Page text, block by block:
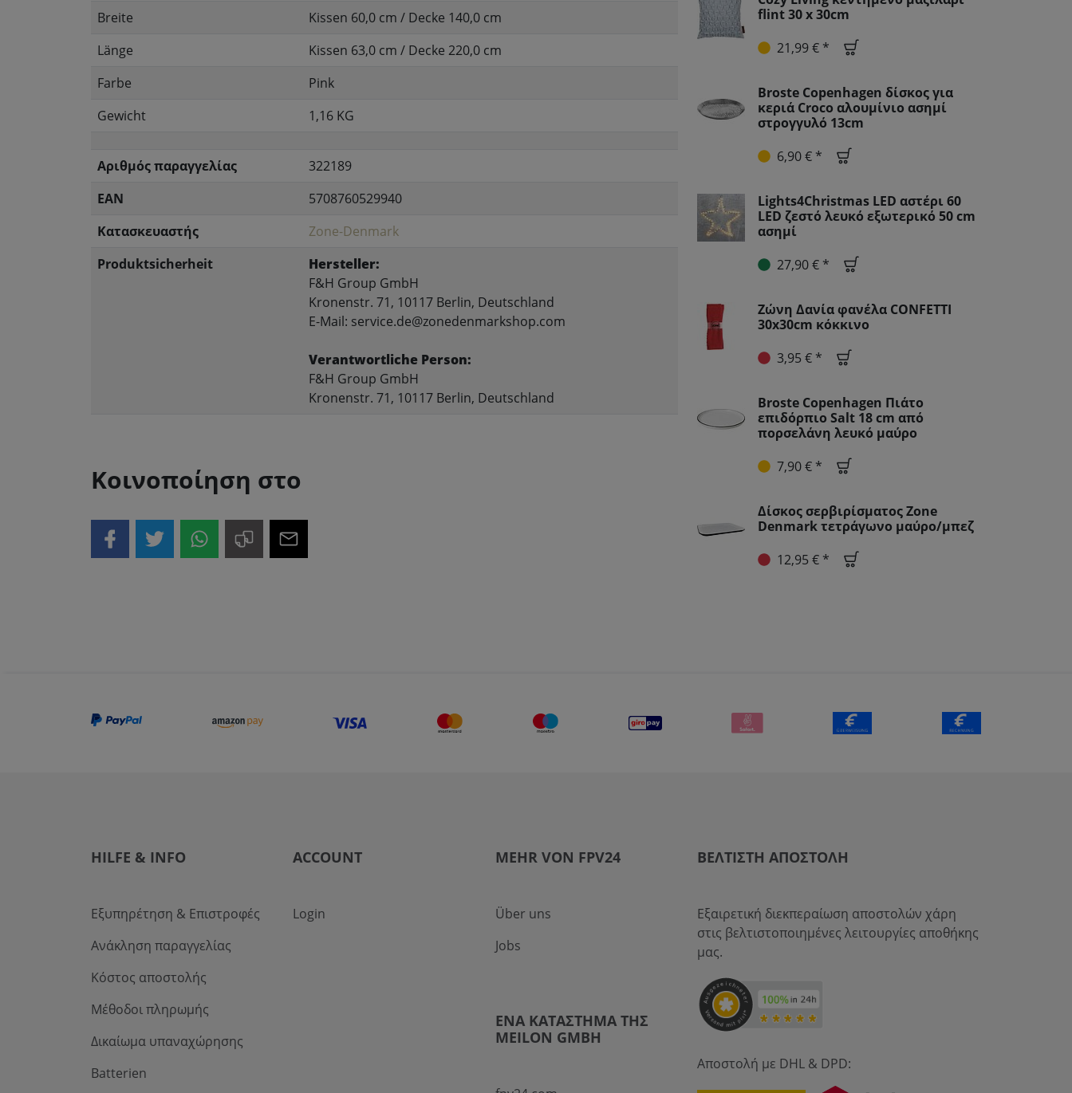
Breite
Kissen 60,0 cm / Decke 140,0 cm
Länge
Kissen 63,0 cm / Decke 220,0 cm
Farbe
Pink
Gewicht
1,16 KG
Αριθμός παραγγελίας
322189
EAN
5708760529940
Κατασκευαστής
Zone-Denmark
Produktsicherheit
Hersteller:
F&H Group GmbH
Kronenstr. 71, 10117 Berlin, Deutschland
E-Mail: service.de@zonedenmarkshop.com
Verantwortliche Person:
F&H Group GmbH
Kronenstr. 71, 10117 Berlin, Deutschland
Κοινοποίηση στο
flint 30 x 30cm
21,99 € *
Broste Copenhagen δίσκος για
κεριά Croco αλουμίνιο ασημί
στρογγυλό 13cm
6,90 € *
Lights4Christmas LED αστέρι 60
LED ζεστό λευκό εξωτερικό 50 cm
ασημί
27,90 € *
Ζώνη Δανία φανέλα CONFETTI
30x30cm κόκκινο
3,95 € *
Broste Copenhagen Πιάτο
επιδόρπιο Salt 18 cm από
πορσελάνη λευκό μαύρο
7,90 € *
Δίσκος σερβιρίσματος Zone
Denmark τετράγωνο μαύρο/μπεζ
12,95 € *
HILFE & INFO
Εξυπηρέτηση & Επιστροφές
Ανάκληση παραγγελίας
Κόστος αποστολής
Μέθοδοι πληρωμής
Δικαίωμα υπαναχώρησης
Batterien
ACCOUNT
Login
MEHR VON FPV24
Über uns
Jobs
ΈΝΑ ΚΑΤΆΣΤΗΜΑ ΤΗΣ
MEILON GMBH
ΒΈΛΤΙΣΤΗ ΑΠΟΣΤΟΛΉ
Εξαιρετική διεκπεραίωση αποστολών χάρη
στις βελτιστοποιημένες λειτουργίες αποθήκης
μας.
Αποστολή με DHL & DPD: